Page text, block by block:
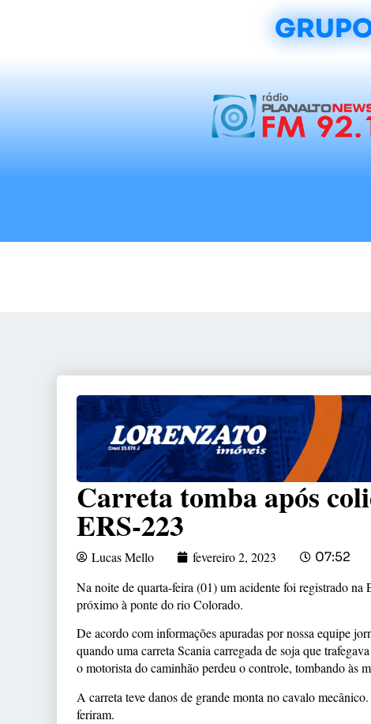
Carreta tomba após
ERS-223
Lucas Mello fevereiro 2, 2023 07:52
Na noite de quarta-feira (01) um acidente foi registrado
próximo à ponte do rio Colorado.
De acordo com informações apuradas por nossa equipe
quando uma carreta Scania carregada de soja que
o motorista do caminhão perdeu ocontrole, tombando às
A carreta teve danos de grande monta no cavalo
feriram.